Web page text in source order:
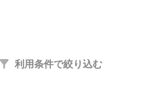
利用条件で絞り込む